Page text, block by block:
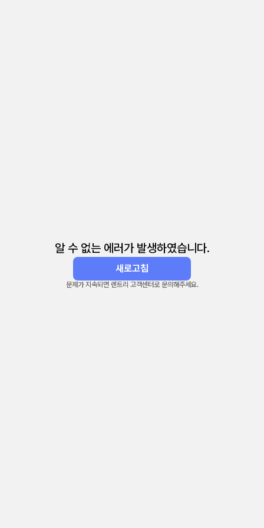
알 수 없는 에러가 발생하였습니다.
새로고침
문제가 지속되면 렌트리 고객센터로 문의해주세요.